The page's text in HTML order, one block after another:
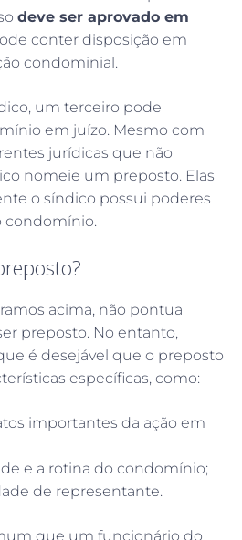
deve ser aprovado em
conter disposição em
condominial.
um terceiro pode
em juízo. Mesmo com
jurídicas que não
nomeie um preposto. Elas
o síndico possui poderes
condomínio.
acima, não pontua
preposto. No entanto,
é desejável que o preposto
específicas, como:
importantes da ação em
e a rotina do condomínio;
de representante.
que um funcionário do